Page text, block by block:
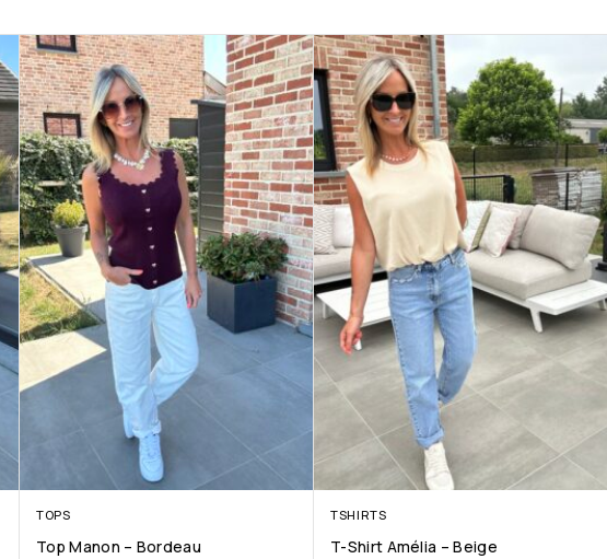
TOPS
Top Manon – Bordeau
TSHIRTS
T-Shirt Amélia – Beige